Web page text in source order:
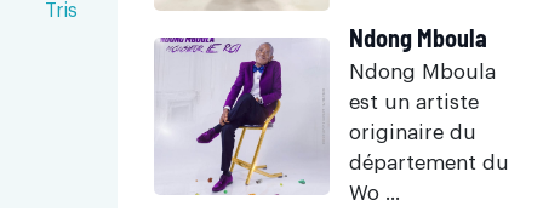
Tris
Ndong Mboula
Ndong Mboula
est un artiste
originaire du
département du
Wo ...